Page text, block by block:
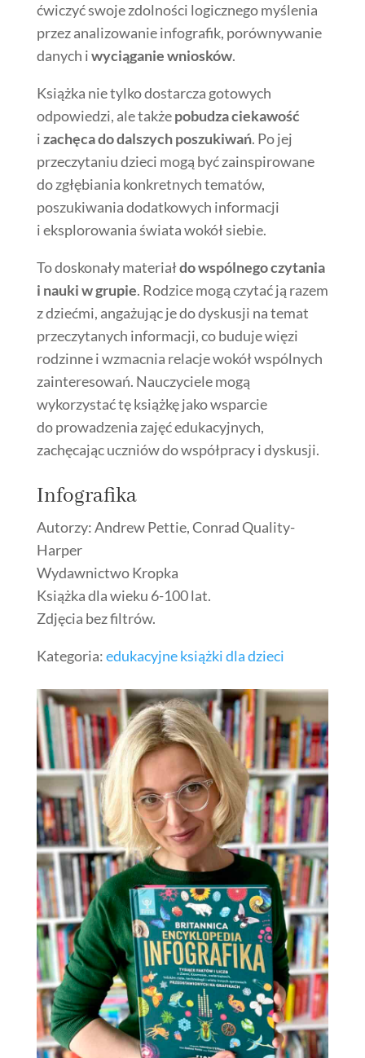
ćwiczyć swoje zdolności logicznego myślenia
przez analizowanie infografik, porównywanie
danych iwyciąganie wniosków.
Książka nie tylko dostarcza gotowych
odpowiedzi, ale takżepobudza ciekawość
izachęca do dalszych poszukiwań. Po jej
przeczytaniu dzieci mogą być zainspirowane
do zgłębiania konkretnych tematów,
poszukiwania dodatkowych informacji
i eksplorowania świata wokół siebie.
To doskonały materiałdo wspólnego czytania
i nauki w grupie. Rodzice mogą czytać ją razem
z dziećmi, angażując je do dyskusji na temat
przeczytanych informacji, co buduje więzi
rodzinne i wzmacnia relacje wokół wspólnych
zainteresowań. Nauczyciele mogą
wykorzystać tę książkę jako wsparcie
do prowadzenia zajęć edukacyjnych,
zachęcając uczniów do współpracy i dyskusji.
Infografika
Autorzy: Andrew Pettie, Conrad Quality-
Harper
Wydawnictwo Kropka
Książka dla wieku 6-100 lat.
Zdjęcia bez filtrów.
Kategoria:edukacyjne książki dla dzieci